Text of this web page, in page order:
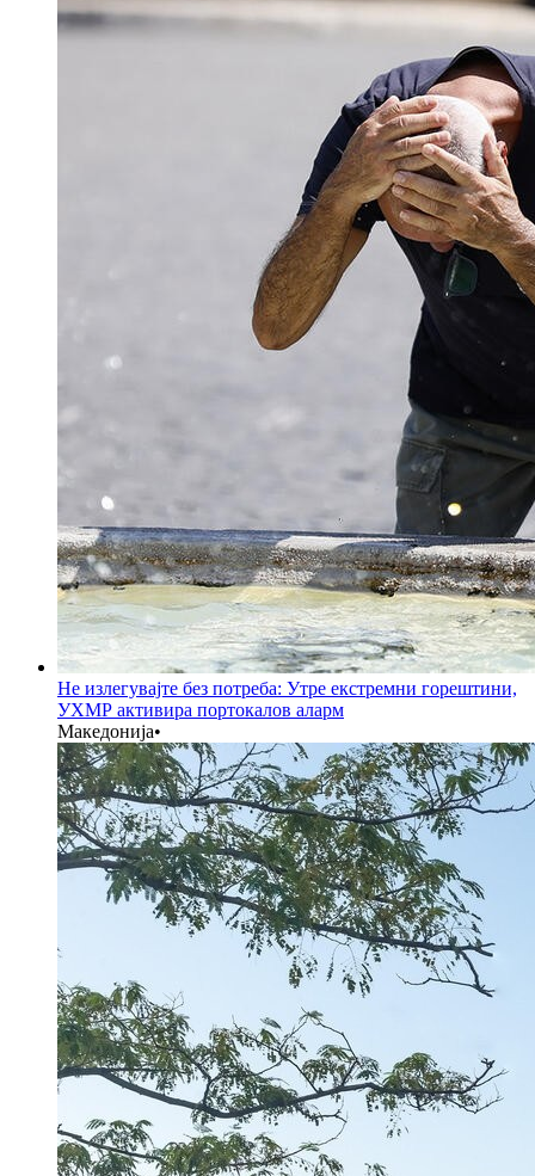
Не излегувајте без потреба: Утре екстремни горештини,
УХМР активира портокалов аларм
Македонија•